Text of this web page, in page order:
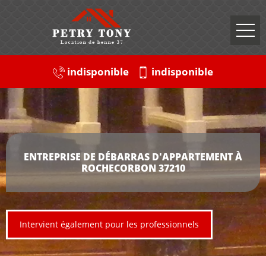
indisponible indisponible
ENTREPRISE DE DÉBARRAS D'APPARTEMENT À
ROCHECORBON 37210
Intervient également pour les professionnels